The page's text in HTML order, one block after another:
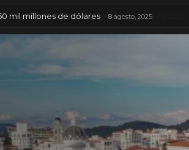
450 mil millones de dólares 8 agosto, 2025